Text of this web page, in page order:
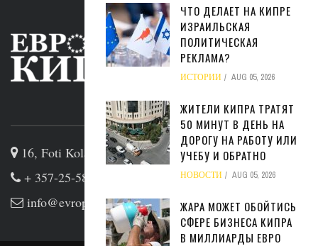
ЧТО ДЕЛАЕТ НА КИПРЕ
ИЗРАИЛЬСКАЯ
ПОЛИТИЧЕСКАЯ
РЕКЛАМА?
ИСТОРИИ AUG 05, 2026
ЖИТЕЛИ КИПРА ТРАТЯТ
50 МИНУТ В ДЕНЬ НА
ДОРОГУ НА РАБОТУ ИЛИ
УЧЕБУ И ОБРАТНО
НОВОСТИ AUG 05, 2026
ЖАРА МОЖЕТ ОБОЙТИСЬ
СФЕРЕ БИЗНЕСА КИПРА
В МИЛЛИАРДЫ ЕВРО
ABOUT US
16, Foti Kolakidi str, 3031, Limassol, Cyprus
+ 357-25-581133
info@evropakipr.com